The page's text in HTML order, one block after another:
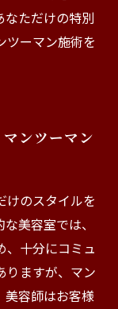
なただけの特別
ツーマン施術を
ンツーマン
けのスタイルを
美容室では、
、十分にコミュ
りますが、マン
美容師はお客様